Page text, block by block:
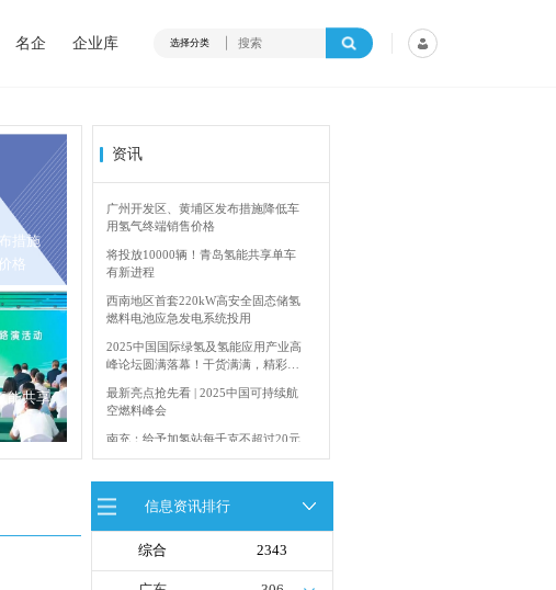
名企 企业库 选择分类
2024年加快建设输氢管道网络
措施
格
能共享
资讯
广州开发区、黄埔区发布措施降低车
用氢气终端销售价格
将投放10000辆！青岛氢能共享单车
有新进程
西南地区首套220kW高安全固态储氢
燃料电池应急发电系统投用
2025中国国际绿氢及氢能应用产业高
峰论坛圆满落幕！干货满满，精彩瞬
最新亮点抢先看 | 2025中国可持续航
空燃料峰会
南充：给予加氢站每千克不超过20元
的运营补贴，年用氢量达标企业一次
青岛氢能新跨越：海德利森携手打造
首座社会加氢服务站
全球首台套！240吨氢能矿用刚性自
卸车联合开发协议签署暨项目阶段开
信息资讯排行
综合 2343